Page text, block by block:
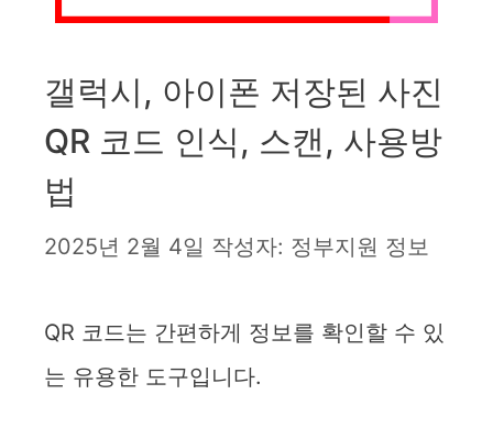
갤럭시, 아이폰 저장된 사진
QR 코드 인식, 스캔, 사용방
법
2025년 2월 4일 작성자: 정부지원 정보
QR 코드는 간편하게 정보를 확인할 수 있
는 유용한 도구입니다.